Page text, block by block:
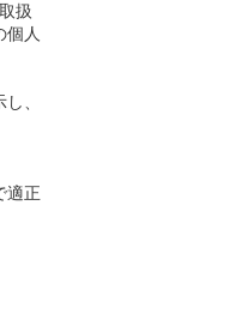
扱
個人
、
適正